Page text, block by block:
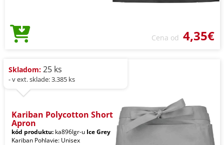
Cena od 4,35€
Skladom: 25 ks
- v ext. sklade: 3.385 ks
Kariban Polycotton Short
Apron
kód produktu: ka896lgr-u Ice Grey
Kariban Pohlavie: Unisex